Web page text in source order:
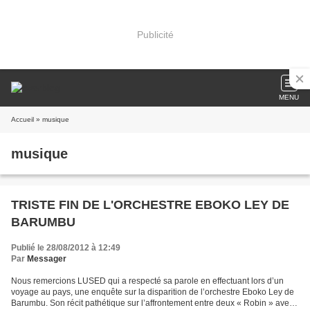
Publicité
MENU
Accueil » musique
musique
TRISTE FIN DE L'ORCHESTRE EBOKO LEY DE
BARUMBU
Publié le 28/08/2012 à 12:49
Par Messager
Nous remercions LUSED qui a respecté sa parole en effectuant lors d’un
voyage au pays, une enquête sur la disparition de l’orchestre Eboko Ley de
Barumbu. Son récit pathétique sur l’affrontement entre deux « Robin » avec